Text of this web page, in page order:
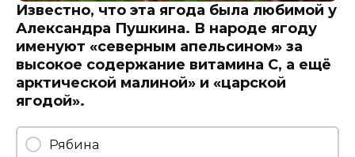
Известно, что эта ягода была любимой у
Александра Пушкина. В народе ягоду
именуют «северным апельсином» за
высокое содержание витамина С, а ещё
арктической малиной» и «царской
ягодой».
Рябина